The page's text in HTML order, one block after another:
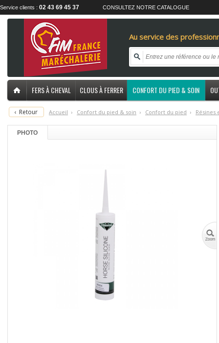
Service clients : 02 43 69 45 37 CONSULTEZ NOTRE CATALOGUE
Au service des
FERS À CHEVAL CLOUS À FERRER CONFORT DU PIED & SOIN
‹ Retour Accueil › Confort du pied & soin › Confort du pied › Résines
PHOTO